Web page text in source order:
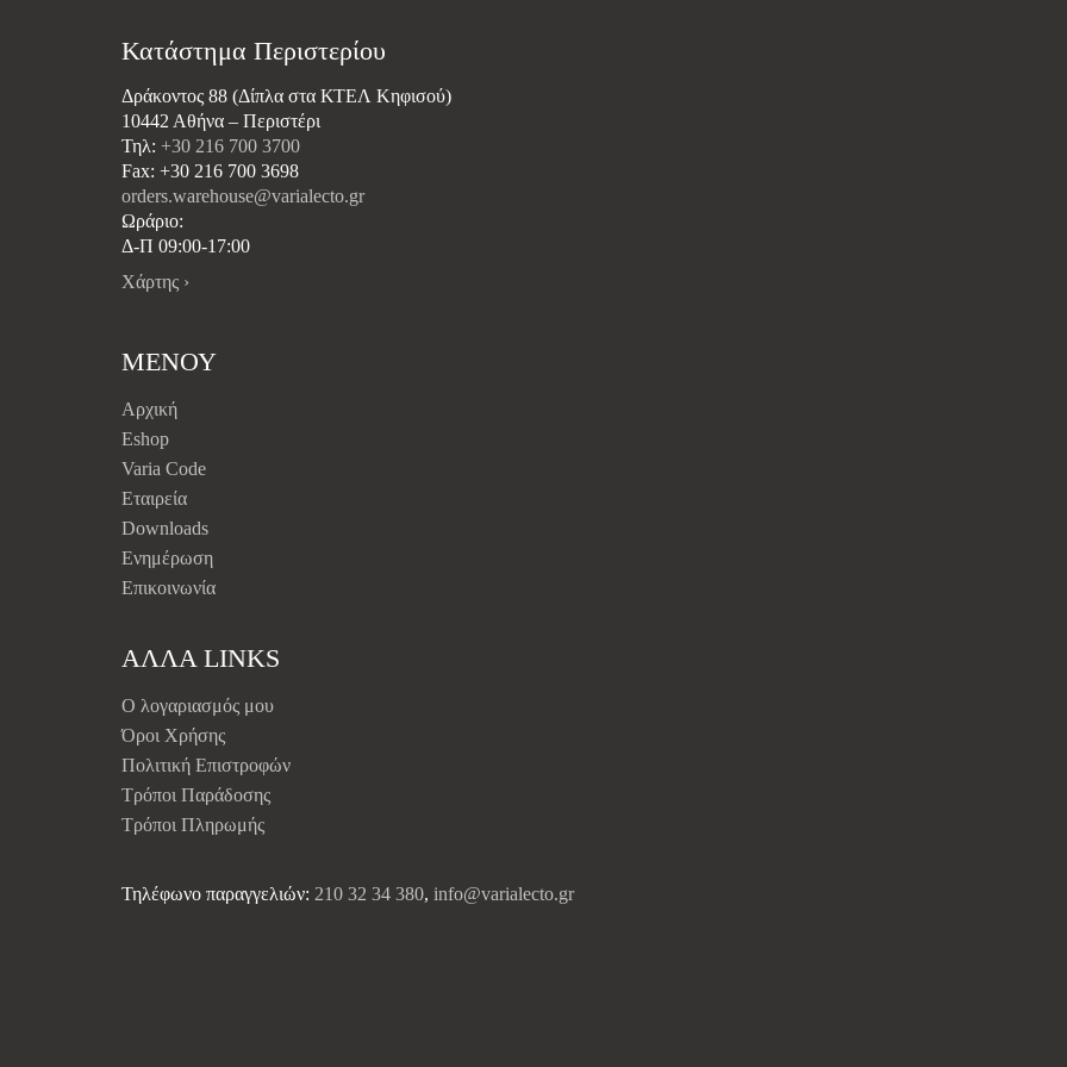
Κατάστημα Περιστερίου
Δράκοντος 88 (Δίπλα στα ΚΤΕΛ Κηφισού)
10442 Αθήνα – Περιστέρι
Τηλ: +30 216 700 3700
Fax: +30 216 700 3698
orders.warehouse@varialecto.gr
Ωράριο:
Δ-Π 09:00-17:00
Χάρτης ›
ΜΕΝΟΥ
Αρχική
Eshop
Varia Code
Εταιρεία
Downloads
Ενημέρωση
Επικοινωνία
ΑΛΛΑ LINKS
Ο λογαριασμός μου
Όροι Χρήσης
Πολιτική Επιστροφών
Τρόποι Παράδοσης
Τρόποι Πληρωμής
Τηλέφωνο παραγγελιών: 210 32 34 380, info@varialecto.gr